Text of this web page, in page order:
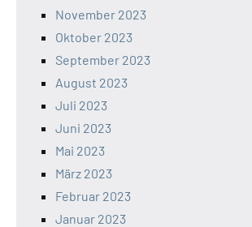
November 2023
Oktober 2023
September 2023
August 2023
Juli 2023
Juni 2023
Mai 2023
März 2023
Februar 2023
Januar 2023